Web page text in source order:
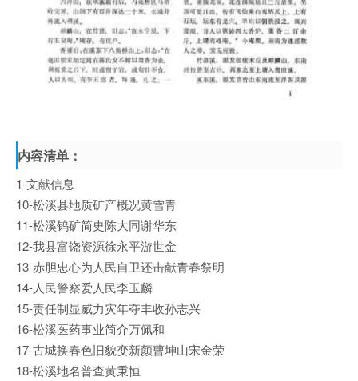
内容清单：
1-文献信息
10-松溪县地质矿产概况黄雪青
11-松溪钨矿简史陈大同谢华东
12-我县富饶资源徐永平游世金
13-赤胆忠心为人民自卫还击献青春祭明
14-人民警察爱人民李玉麟
15-责任制显威力灾年夺丰收孙志兴
16-松溪医药事业简介万佩和
17-古城换春色旧貌变新颜曹坤山宋金荣
18-松溪地名普查黄秉恒